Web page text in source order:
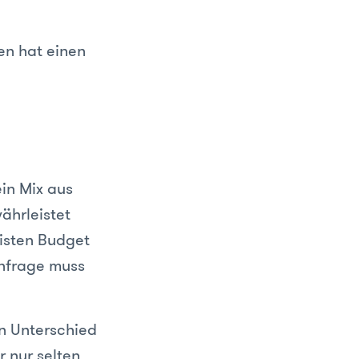
hat einen
Mix aus
Budget
muss
Unterschied